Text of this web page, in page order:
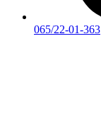
065/22-01-363